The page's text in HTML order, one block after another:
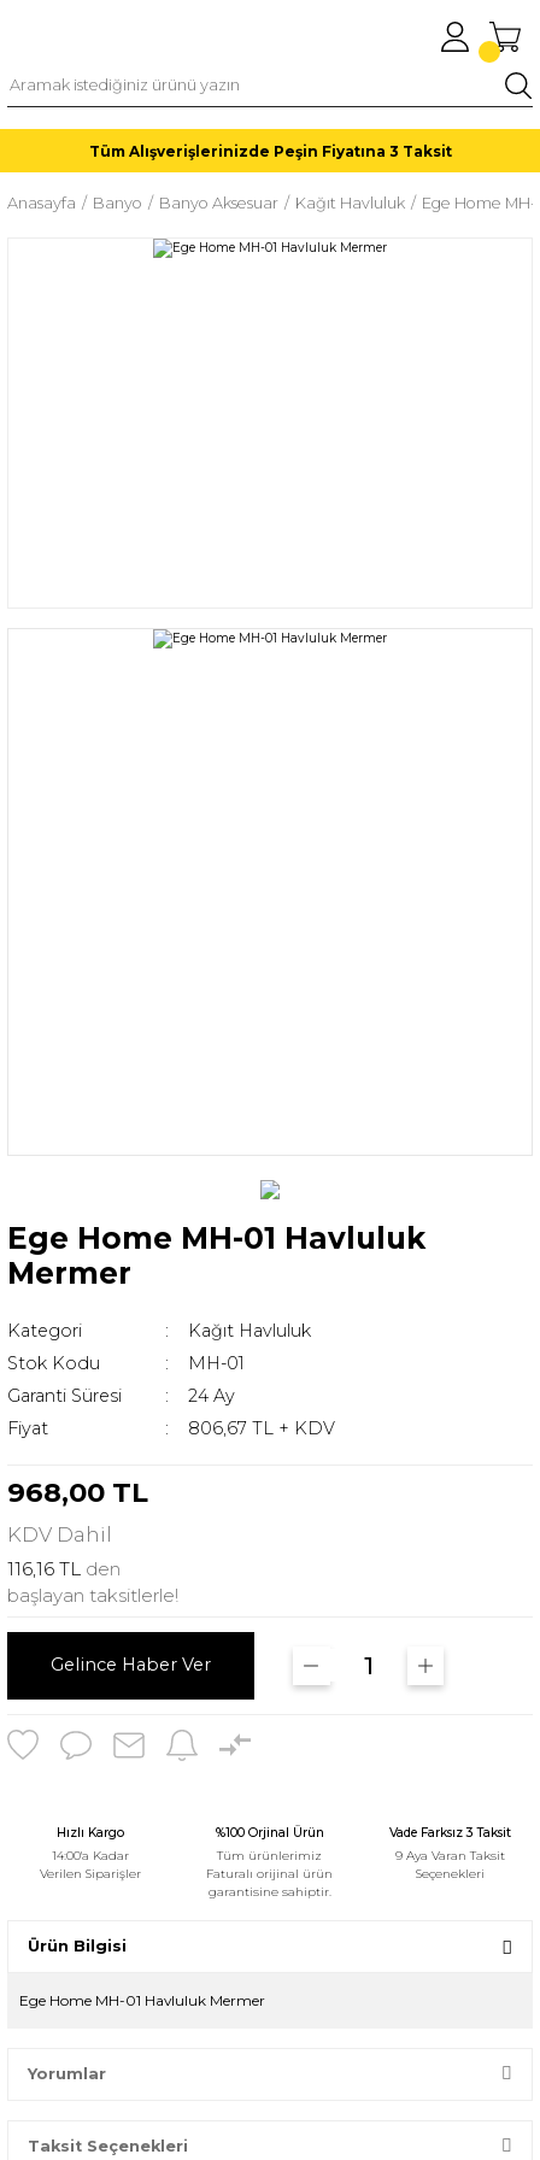
Tüm Alışverişlerinizde Peşin Fiyatına 3 Taksit
Anasayfa Banyo Banyo Aksesuar Kağıt Havluluk Ege Home
Ege Home MH-01 Havluluk
Mermer
Kategori
Kağıt Havluluk
Stok Kodu
MH-01
Garanti Süresi
24 Ay
Fiyat
806,67 TL + KDV
968,00 TL
KDV Dahil
116,16 TL den
başlayan taksitlerle!
Gelince Haber Ver
Hızlı Kargo
14:00'a Kadar
Verilen Siparişler
%100 Orjinal Ürün
Tüm ürünlerimiz
Faturalı orijinal ürün
garantisine sahiptir.
Vade Farksız 3 Taksit
9 Aya Varan Taksit
Seçenekleri
Ürün Bilgisi
Ege Home MH-01 Havluluk Mermer
Yorumlar
Taksit Seçenekleri